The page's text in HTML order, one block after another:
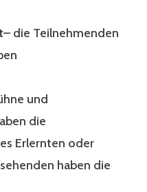
– die Teilnehmenden
und
die
Erlernten oder
haben die